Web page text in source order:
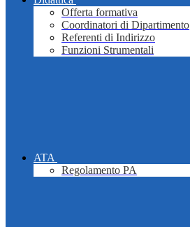
Offerta formativa
Coordinatori di Dipartimento
Referenti di Indirizzo
Funzioni Strumentali
ATA
Regolamento PA